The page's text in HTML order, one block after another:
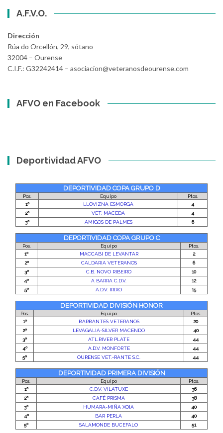
A.F.V.O.
Dirección
Rúa do Orcellón, 29, sótano
32004 – Ourense
C.I.F.: G32242414 – asociacion@veteranosdeourense.com
AFVO en Facebook
Deportividad AFVO